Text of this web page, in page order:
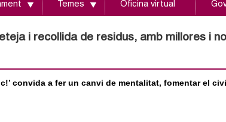
Temes Oficina virtual
i recollida de residus, amb millores i
convida a fer un canvi de mentalitat, fomentar el